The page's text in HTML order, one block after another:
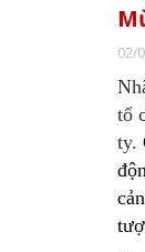
02/
tổ
ty.